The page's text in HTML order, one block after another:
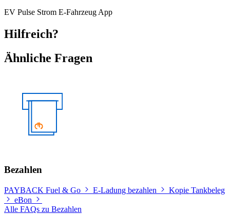
EV Pulse Strom E-FahrzeugApp
Hilfreich?
Ähnliche Fragen
Bezahlen
PAYBACK Fuel & Go E-Ladung bezahlen
Kopie Tankbeleg
eBon
Alle FAQs zu Bezahlen